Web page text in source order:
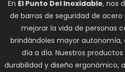
En El Punto Del Inoxidable, nos
de barras de seguridad de
mejorar la vida de personas
brindándoles mayor
día a día. Nuestros
durabilidad y diseño ergonómico,